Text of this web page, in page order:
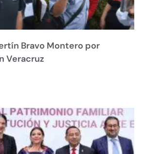
Bravo Montero por
Veracruz